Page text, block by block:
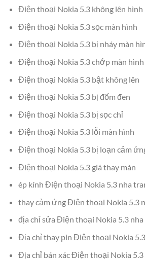
Điện thoại Nokia 5.3 không lên hình
Điện thoại Nokia 5.3 sọc màn hình
Điện thoại Nokia 5.3 bị nháy màn
Điện thoại Nokia 5.3 chớp màn hình
Điện thoại Nokia 5.3 bật không lên
Điện thoại Nokia 5.3 bị đốm đen
Điện thoại Nokia 5.3 bị sọc chỉ
Điện thoại Nokia 5.3 lỗi màn hình
Điện thoại Nokia 5.3 bị loạn cảm
Điện thoại Nokia 5.3 giá thay màn
ép kính Điện thoại Nokia 5.3 nha
thay cảm ứng Điện thoại Nokia 5.3
địa chỉ sửa Điện thoại Nokia 5.3
Địa chỉ thay pin Điện thoại Nokia
Địa chỉ bán xác Điện thoại Nokia 5.3